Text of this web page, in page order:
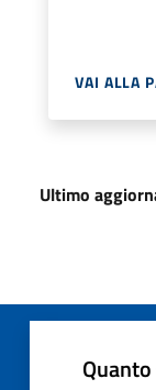
VAI ALLA
Ultimo